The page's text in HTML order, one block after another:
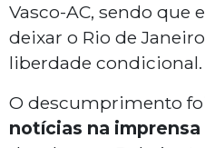
Vasco-AC, sendo que
deixar o Rio de
liberdade condicional.
O descumprimento
notícias na imprensa